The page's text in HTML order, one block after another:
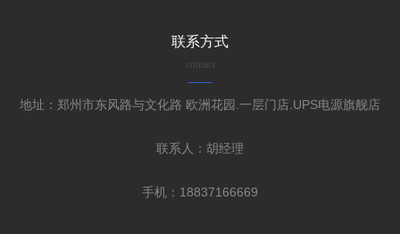
联系方式
contact
地址：郑州市东风路与文化路 欧洲花园.一层门店.UPS电源旗舰店
联系人：胡经理
手机：18837166669